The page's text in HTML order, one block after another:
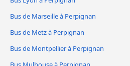
Bus de Marseille à Perpignan
Bus de Metz à Perpignan
Bus de Montpellier à Perpignan